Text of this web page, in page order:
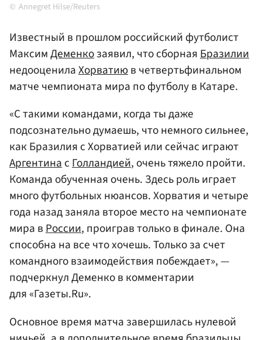
Annegret Hilse/Reuters
Известный в прошлом российский футболист
МаксимДеменкозаявил, что сборнаяБразилии
недооценилаХорватиюв четвертьфинальном
матче чемпионата мира по футболу в Катаре.
«С такими командами, когда ты даже
подсознательно думаешь, что немного сильнее,
как Бразилия с Хорватией или сейчас играют
АргентинасГолландией, очень тяжело пройти.
Команда обученная очень. Здесь роль играет
много футбольных нюансов. Хорватия и четыре
года назад заняла второе место на чемпионате
мира вРоссии, проиграв только в финале. Она
способна на все что хочешь. Только за счет
командного взаимодействия побеждает», —
подчеркнул Деменко в комментарии
для «Газеты.Ru».
Основное время матча завершилась нулевой